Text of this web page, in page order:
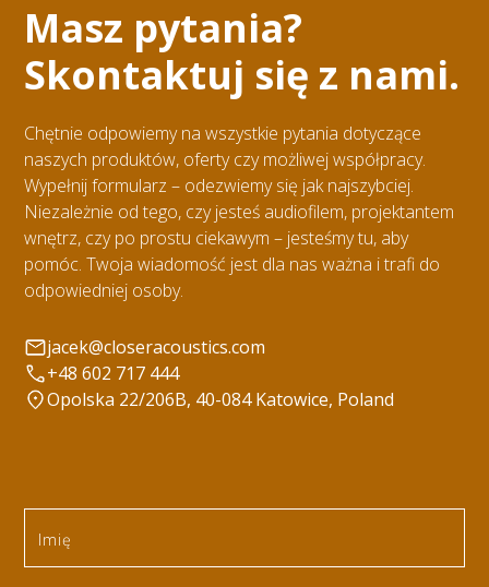
Masz pytania?
Skontaktuj się z nami.
Chętnie odpowiemy na wszystkie pytania dotyczące
naszych produktów, oferty czy możliwej współpracy.
Wypełnij formularz – odezwiemy się jak najszybciej.
Niezależnie od tego, czy jesteś audiofilem, projektantem
wnętrz, czy po prostu ciekawym – jesteśmy tu, aby
pomóc. Twoja wiadomość jest dla nas ważna i trafi do
odpowiedniej osoby.
jacek@closeracoustics.com
+48 602 717 444
Opolska 22/206B, 40-084 Katowice, Poland